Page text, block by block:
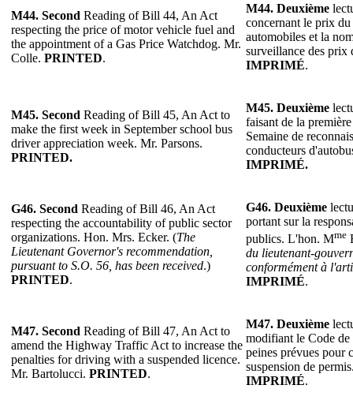
M44. Second Reading of Bill 44, An Act
respecting the price of motor vehicle fuel and
the appointment of a Gas Price Watchdog. Mr.
Colle. PRINTED.
M44. Deuxième
concernant le prix
automobiles et la
surveillance des
IMPRIMÉ.
M45. Second Reading of Bill 45, An Act to
make the first week in September school bus
driver appreciation week. Mr. Parsons.
PRINTED.
M45. Deuxième
faisant de la
Semaine de
conducteurs
IMPRIMÉ.
G46. Second Reading of Bill 46, An Act
respecting the accountability of public sector
organizations. Hon. Mrs. Ecker. (The
Lieutenant Governor's recommendation,
pursuant to S.O. 56, has been received.)
PRINTED.
G46. Deuxième
portant sur la
publics. L'hon. Mme
du lieutenant-
conformément à
IMPRIMÉ.
M47. Second Reading of Bill 47, An Act to
amend the Highway Traffic Act to increase the
penalties for driving with a suspended licence.
Mr. Bartolucci. PRINTED.
M47. Deuxième
modifiant le Code
peines prévues pour
suspension de
IMPRIMÉ.